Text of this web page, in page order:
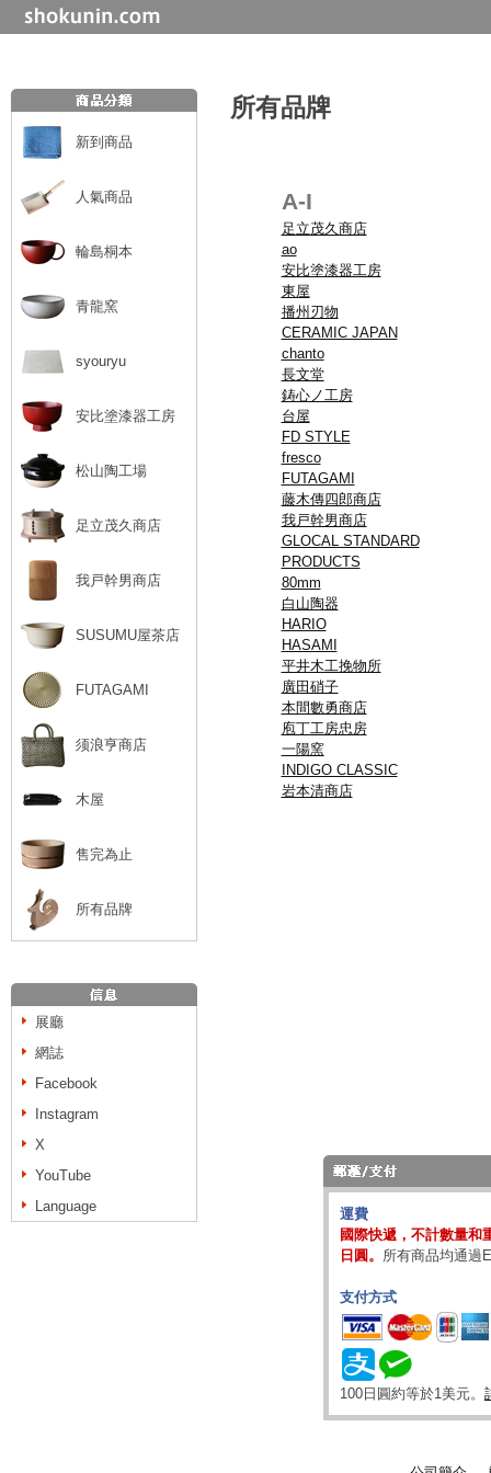
新到商品
人氣商品
輪島桐本
青龍窯
syouryu
安比塗漆器工房
松山陶工場
足立茂久商店
我戸幹男商店
SUSUMU屋茶店
FUTAGAMI
须浪亨商店
木屋
售完為止
所有品牌
展廳
網誌
Facebook
Instagram
X
YouTube
Language
所有品牌
A-I
足立茂久商店
ao
安比塗漆器工房
東屋
播州刃物
CERAMIC JAPAN
chanto
長文堂
鋳心ノ工房
台屋
FD STYLE
fresco
FUTAGAMI
藤木傳四郎商店
我戸幹男商店
GLOCAL STANDARD
PRODUCTS
80mm
白山陶器
HARIO
HASAMI
平井木工挽物所
廣田硝子
本間數勇商店
庖丁工房忠房
一陽窯
INDIGO CLASSIC
岩本清商店
運費
國際快遞，不計數量和
日圓。 所有商品均通過
支付方式
100日圓約等於1美元。